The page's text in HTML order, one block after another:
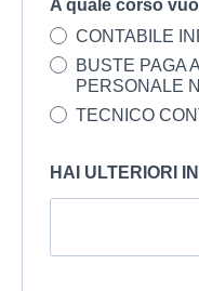
A quale corso
CONTABILE
BUSTE PAGA
PERSONALE
TECNICO
HAI ULTERIORI